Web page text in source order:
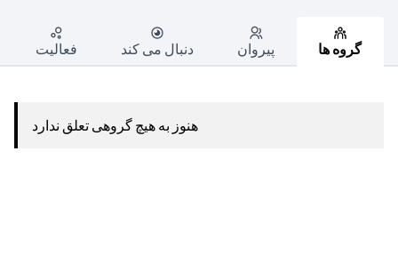
فعالیت دنبال می کند پیروان گروه ها
هنوز به هیچ گروهی تعلق ندارد